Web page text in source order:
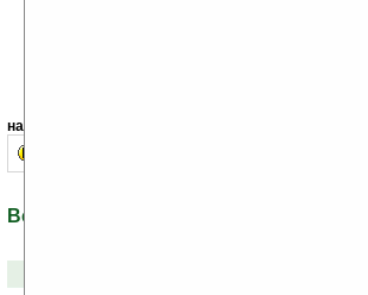
Новости показаны
Если новость вам понравилась -
самые читаемые
самые лучшие новости
навигация:
Все новости по теме: «WiFi»